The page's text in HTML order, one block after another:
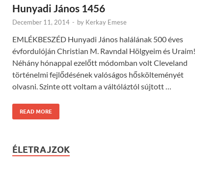
Hunyadi János 1456
December 11, 2014 - by Kerkay Emese
EMLÉKBESZÉD Hunyadi János halálának 500 éves
évfordulóján Christian M. Ravndal Hölgyeim és Uraim!
Néhány hónappal ezelőtt módomban volt Cleveland
történelmi fejlődésének valóságos hőskölteményét
olvasni. Szinte ott voltam a váltóláztól sújtott …
READ MORE
ÉLETRAJZOK